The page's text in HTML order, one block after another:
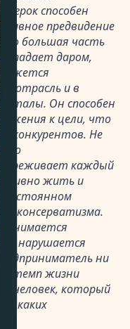
способен
предвидение
большая часть
даром,
отрасль и в
Он способен
к цели, что
конкурентов. Не
каждый
жить и
постоянном
и консерватизма.
нарушается
ни
темп жизни
человек, который
каких